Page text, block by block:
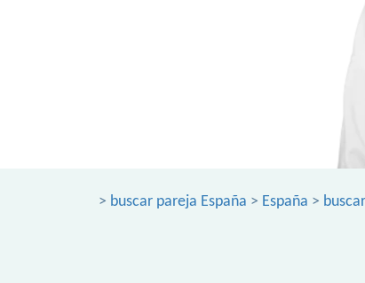
> buscar pareja España > España >